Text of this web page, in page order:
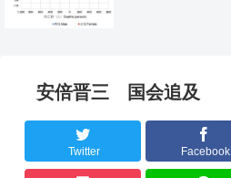
安倍晋三 国会追及
Twitter Facebook